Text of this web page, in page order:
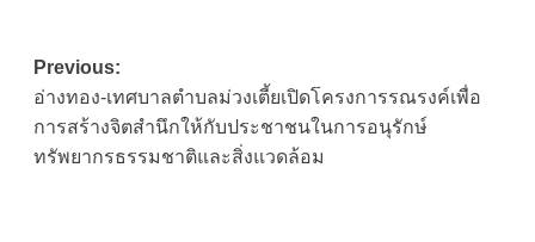
Post
navigation
Previous:
อ่างทอง-เทศบาลตำบลม่วงเตี้ยเปิดโครงการรณรงค์เพื่อ
การสร้างจิตสำนึกให้กับประชาชนในการอนุรักษ์
ทรัพยากรธรรมชาติและสิ่งแวดล้อม